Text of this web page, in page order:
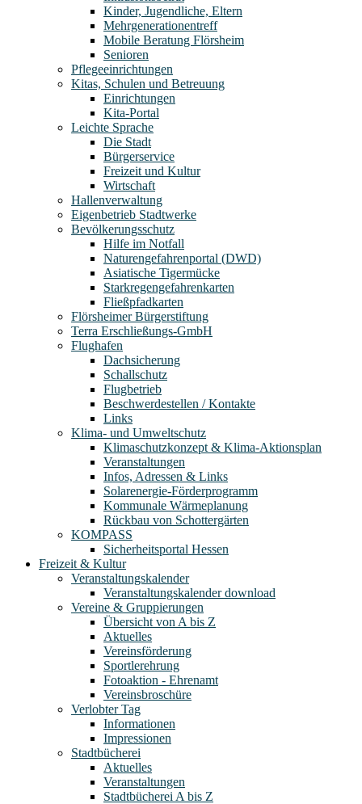
Kinder, Jugendliche, Eltern
Mehrgenerationentreff
Mobile Beratung Flörsheim
Senioren
Pflegeeinrichtungen
Kitas, Schulen und Betreuung
Einrichtungen
Kita-Portal
Leichte Sprache
Die Stadt
Bürgerservice
Freizeit und Kultur
Wirtschaft
Hallenverwaltung
Eigenbetrieb Stadtwerke
Bevölkerungsschutz
Hilfe im Notfall
Naturengefahrenportal (DWD)
Asiatische Tigermücke
Starkregengefahrenkarten
Fließpfadkarten
Flörsheimer Bürgerstiftung
Terra Erschließungs-GmbH
Flughafen
Dachsicherung
Schallschutz
Flugbetrieb
Beschwerdestellen / Kontakte
Links
Klima- und Umweltschutz
Klimaschutzkonzept & Klima-Aktionsplan
Veranstaltungen
Infos, Adressen & Links
Solarenergie-Förderprogramm
Kommunale Wärmeplanung
Rückbau von Schottergärten
KOMPASS
Sicherheitsportal Hessen
Freizeit & Kultur
Veranstaltungskalender
Veranstaltungskalender download
Vereine & Gruppierungen
Übersicht von A bis Z
Aktuelles
Vereinsförderung
Sportlerehrung
Fotoaktion - Ehrenamt
Vereinsbroschüre
Verlobter Tag
Informationen
Impressionen
Stadtbücherei
Aktuelles
Veranstaltungen
Stadtbücherei A bis Z